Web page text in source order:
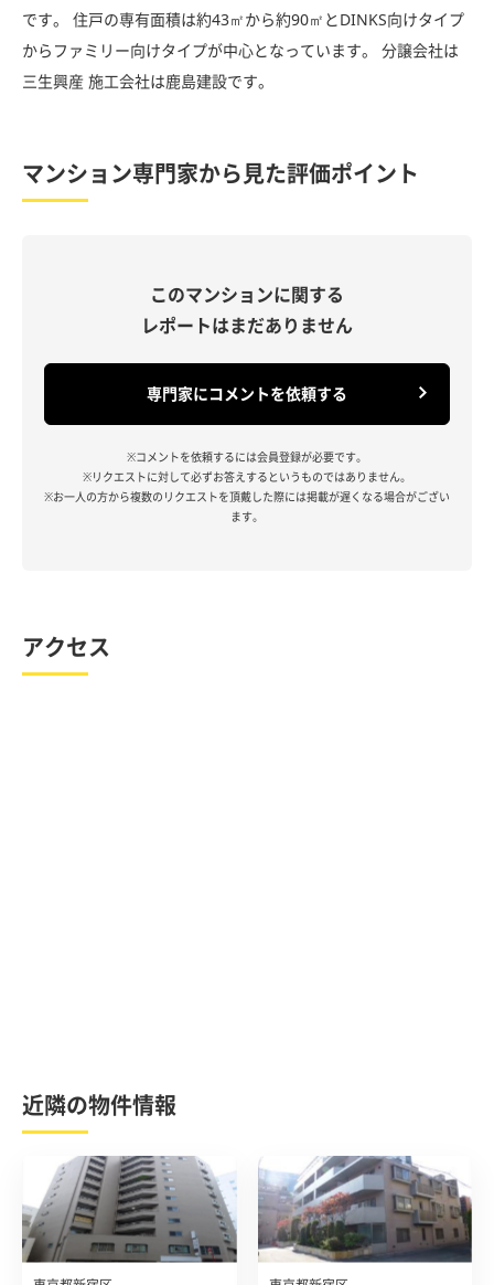
です。 住戸の専有面積は約43㎡から約90㎡とDINKS向けタイプ
からファミリー向けタイプが中心となっています。 分譲会社は
三生興産 施工会社は鹿島建設です。
マンション専門家から見た評価ポイント
このマンションに関する
レポートはまだありません
専門家にコメントを依頼する
※コメントを依頼するには会員登録が必要です。
※リクエストに対して必ずお答えするというものではありません。
※お一人の方から複数のリクエストを頂戴した際には掲載が遅くなる場合がござい
ます。
アクセス
近隣の物件情報